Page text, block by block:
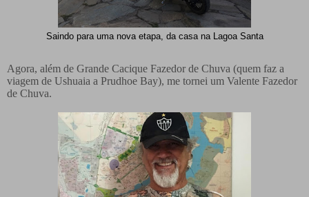
Saindo para uma nova etapa, da casa na Lagoa Santa
Agora, além de Grande Cacique Fazedor de Chuva (quem faz a
viagem de Ushuaia a Prudhoe Bay), me tornei um Valente Fazedor
de Chuva.